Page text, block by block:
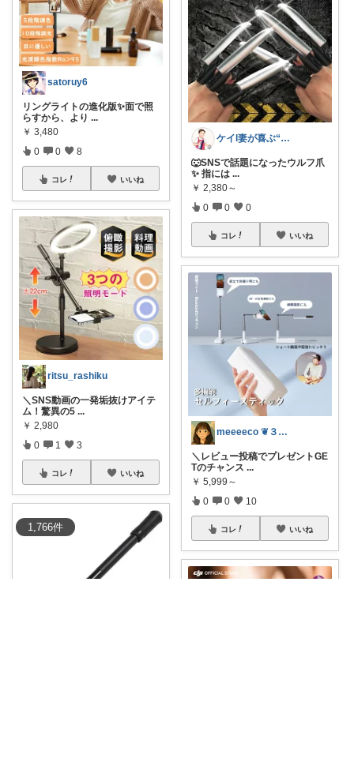
1,766件
satoruy6
リングライトの進化版✨面で照
らすから、より ...
￥ 3,480
0 0 8
コレ いいね
ritsu_rashiku
＼SNS動画の一発垢抜けアイテ
ム！驚異の5 ...
￥ 2,980
0 1 3
コレ いいね
ケイl妻が喜ぶ“パパ掃除”
🐺SNSで話題になったウルフ爪
✨ 指には ...
￥ 2,380～
0 0 0
コレ いいね
meeeeco ❦３児ママ ❦
＼レビュー投稿でプレゼントGE
Tのチャンス ...
￥ 5,999～
0 0 10
コレ いいね